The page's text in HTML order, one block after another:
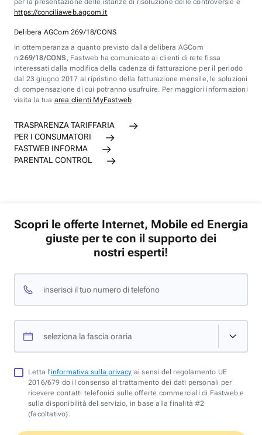
per la presentazione delle istanze di risoluzione delle controversie è
https://conciliaweb.agcom.it
Delibera AGCom 269/18/CONS
In ottemperanza a quanto previsto dalla delibera AGCom
n.269/18/CONS , Fastweb ha comunicato ai clienti di rete fissa
interessati dalla modifica della cadenza di fatturazione per il periodo
dal 23 giugno 2017 al ripristino della fatturazione mensile, le soluzioni
di compensazione di cui potranno usufruire. Per maggiori informazioni
visita la tua area clienti MyFastweb
TRASPARENZA TARIFFARIA
PER I CONSUMATORI
FASTWEB INFORMA
PARENTAL CONTROL
Scopri le offerte Internet, Mobile ed Energia
giuste per te con il supporto dei
nostri esperti!
inserisci il tuo numero di telefono
seleziona la fascia oraria
Letta l'informativa sulla privacy ai sensi del regolamento UE
2016/679 do il consenso al trattamento dei dati personali per
ricevere contatti telefonici sulle offerte commerciali di Fastweb e
sulla disponibilità del servizio, in base alla finalità #2
(facoltativo).